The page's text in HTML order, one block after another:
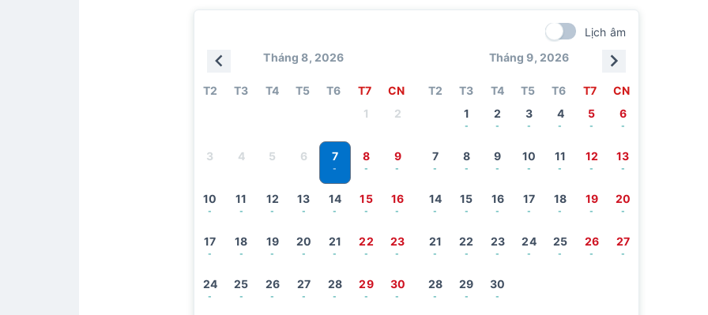
Lịch âm
Tháng 8, 2026
T2 T3 T4 T5 T6 T7
CN
1
2
3 4 5 6 7
-
8
-
9
-
10
-
11
-
12
-
13
-
14
-
15
-
16
-
17
-
18
-
19
-
20
-
21
-
22
-
23
-
24
-
25
-
26
-
27
-
28
-
29
-
30
-
Tháng 9, 2026
T2 T3 T4 T5 T6 T7
CN
1
-
2
-
3
-
4
-
5
-
6
-
7
-
8
-
9
-
10
-
11
-
12
-
13
-
14
-
15
-
16
-
17
-
18
-
19
-
20
-
21
-
22
-
23
-
24
-
25
-
26
-
27
-
28
-
29
-
30
-